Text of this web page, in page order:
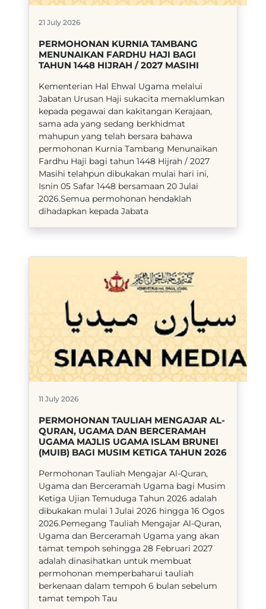
21 July 2026
PERMOHONAN KURNIA TAMBANG
MENUNAIKAN FARDHU HAJI BAGI
TAHUN 1448 HIJRAH / 2027 MASIHI
​Kementerian Hal Ehwal Ugama melalui
Jabatan Urusan Haji sukacita memaklumkan
kepada pegawai dan kakitangan Kerajaan,
sama ada yang sedang berkhidmat
mahupun yang telah bersara bahawa
permohonan Kurnia Tambang Menunaikan
Fardhu Haji bagi tahun 1448 Hijrah / 2027
Masihi telahpun dibukakan mulai hari ini,
Isnin 05 Safar 1448 bersamaan 20 Julai
2026.Semua permohonan hendaklah
dihadapkan kepada Jabata
11 July 2026
PERMOHONAN TAULIAH MENGAJAR AL-
QURAN, UGAMA DAN BERCERAMAH
UGAMA MAJLIS UGAMA ISLAM BRUNEI
(MUIB) BAGI MUSIM KETIGA TAHUN 2026
​Permohonan Tauliah Mengajar Al-Quran,
Ugama dan Berceramah Ugama bagi Musim
Ketiga Ujian Temuduga Tahun 2026 adalah
dibukakan mulai 1 Julai 2026 hingga 16 Ogos
2026.Pemegang Tauliah Mengajar Al-Quran,
Ugama dan Berceramah Ugama yang akan
tamat tempoh sehingga 28 Februari 2027
adalah dinasihatkan untuk membuat
permohonan memperbaharui tauliah
berkenaan dalam tempoh 6 bulan sebelum
tamat tempoh Tau